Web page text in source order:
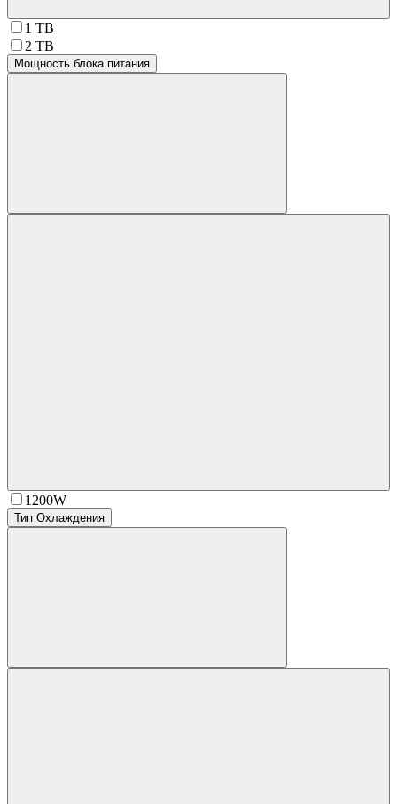
1 TB
2 TB
Мощность блока питания
1200W
Тип Охлаждения